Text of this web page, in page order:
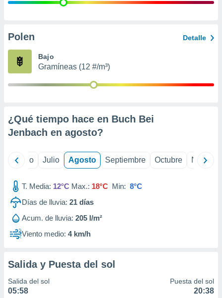
e
publicidad
Polen Detalle
Bajo
Gramíneas (12 #/m³)
¿Qué tiempo hace en Buch Bei
Jenbach en agosto?
Junio Julio Agosto Septiembre Octubre
T. Media: 12°C Max.: 18°C Min: 8°C
Días de lluvia: 21 días
Acum. de lluvia: 205 l/m²
Viento medio: 4 km/h
Salida y Puesta del sol
Salida del sol
05:58
Puesta del sol
20:38